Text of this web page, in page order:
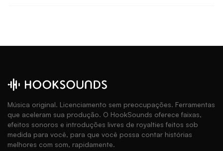
Música original. Licenciamento sem preocupações. Ferramentas
que aceleram sua produção. O HookSounds oferece faixas,
efeitos sonoros e introduções livres de royalties feitos sob
medida para você, para que você possa contar histórias
melhores com som, rapidamente.